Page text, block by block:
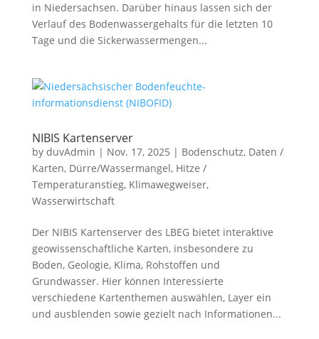
in Niedersachsen. Darüber hinaus lassen sich der
Verlauf des Bodenwassergehalts für die letzten 10
Tage und die Sickerwassermengen...
NIBIS Kartenserver
by duvAdmin | Nov. 17, 2025 | Bodenschutz, Daten /
Karten, Dürre/Wassermangel, Hitze /
Temperaturanstieg, Klimawegweiser,
Wasserwirtschaft
Der NIBIS Kartenserver des LBEG bietet interaktive
geowissenschaftliche Karten, insbesondere zu
Boden, Geologie, Klima, Rohstoffen und
Grundwasser. Hier können Interessierte
verschiedene Kartenthemen auswählen, Layer ein
und ausblenden sowie gezielt nach Informationen...